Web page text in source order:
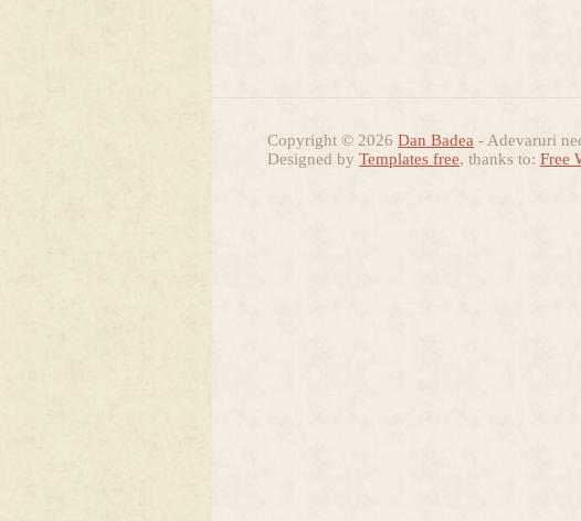
Copyright © 2026 Dan Badea - Adevaruri
Designed by Templates free, thanks to: Free